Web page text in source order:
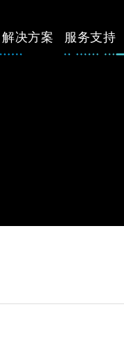
解决方案 服务支持